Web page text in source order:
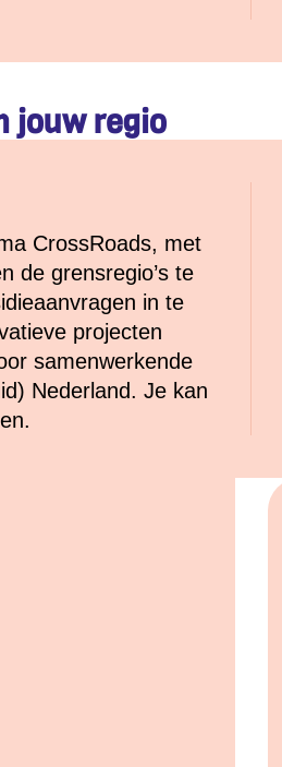
jouw regio
CrossRoads, met
de grensregio’s te
in te
projecten
samenwerkende
Nederland. Je kan